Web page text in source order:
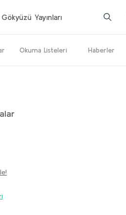
Gökyüzü Yayınları
Okuma Listeleri Haberler